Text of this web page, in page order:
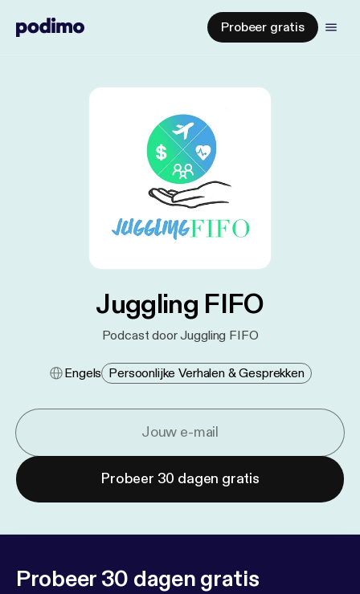
Probeer gratis
Juggling FIFO
Podcast door Juggling FIFO
Engels Persoonlijke Verhalen & Gesprekken
Probeer 30 dagen gratis
Probeer 30 dagen gratis